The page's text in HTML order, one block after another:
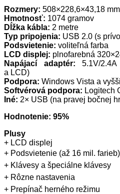
Rozmery: 508×228,6×43,18
Hmotnosť: 1074 gramov
Dĺžka kábla: 2 metre
Typ pripojenia: USB 2.0 (s
Podsvietenie: voliteľná farba
LCD displej: plnofarebná
Napájací adaptér: 5.1V/
a LCD)
Podpora: Windows Vista a
Softvérová podpora: Logitech
Iné: 2× USB (na pravej bočnej
Hodnotenie: 95%
Plusy
+ LCD displej
+ Podsvietenie (až 16 mil. farieb)
+ Klávesy a špeciálne klávesy
+ Rôzne nastavenia
+ Prepínač herného režimu